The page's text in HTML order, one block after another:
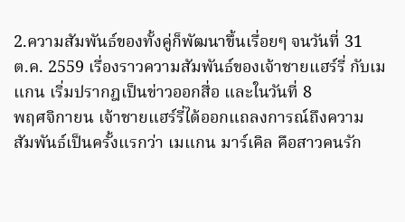
2.ความสัมพันธ์ของทั้งคู่ก็พัฒนาขึ้นเรื่อยๆ จนวันที่ 31
ต.ค. 2559 เรื่องราวความสัมพันธ์ของเจ้าชายแฮร์รี่ กับเม
แกน เริ่มปรากฎเป็นข่าวออกสื่อ และในวันที่ 8
พฤศจิกายน เจ้าชายแฮร์รี่ได้ออกแถลงการณ์ถึงความ
สัมพันธ์เป็นครั้งแรกว่า เมแกน มาร์เคิล คือสาวคนรัก